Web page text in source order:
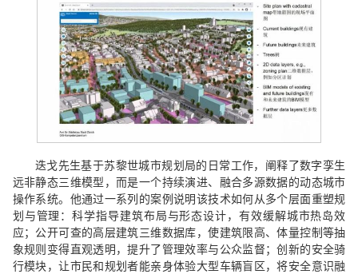
迭戈先生基于苏黎世城市规划局的日常工作，阐释了数字孪生
远非静态三维模型，而是一个持续演进、融合多源数据的动态城市
操作系统。他通过一系列的案例说明该技术如何从多个层面重塑规
划与管理：科学指导建筑布局与形态设计，有效缓解城市热岛效
应；公开可查的高层建筑三维数据库，使建筑限高、体量控制等抽
象规则变得直观透明，提升了管理效率与公众监督；创新的安全骑
行模块，让市民和规划者能亲身体验大型车辆盲区，将安全意识融